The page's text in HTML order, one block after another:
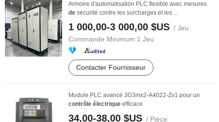
Armoire d'automatisation PLC flexible avec mesures
de sécurité contre les surcharges et les ...
1 000,00-3 000,00 $US / Jeu
Commande Minimum:1 Jeu
Contacter Fournisseur
Module PLC avancé 3G3mx2-A4022-Zv1 pour un
contrôle électrique efficace
34,00-38,00 $US / Pièce